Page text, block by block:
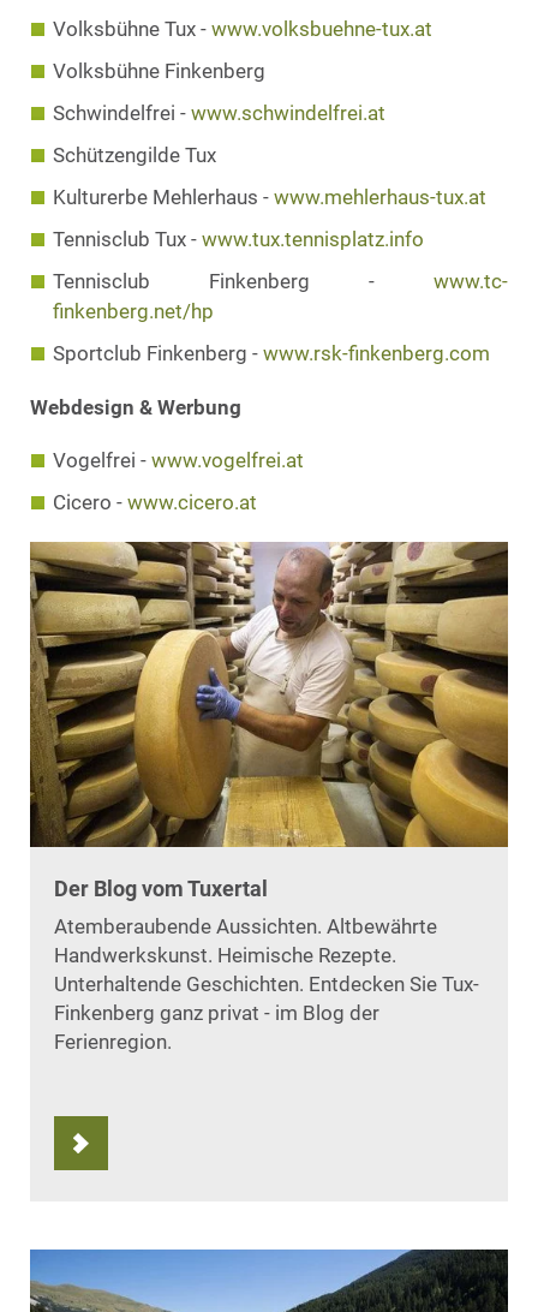
Volksbühne Tux - www.volksbuehne-tux.at
Volksbühne Finkenberg
Schwindelfrei - www.schwindelfrei.at
Schützengilde Tux
Kulturerbe Mehlerhaus - www.mehlerhaus-tux.at
Tennisclub Tux - www.tux.tennisplatz.info
Tennisclub Finkenberg - www.tc-
finkenberg.net/hp
Sportclub Finkenberg - www.rsk-finkenberg.com
Webdesign & Werbung
Vogelfrei - www.vogelfrei.at
Cicero - www.cicero.at
Der Blog vom Tuxertal
Atemberaubende Aussichten. Altbewährte
Handwerkskunst. Heimische Rezepte.
Unterhaltende Geschichten. Entdecken Sie Tux-
Finkenberg ganz privat - im Blog der
Ferienregion.